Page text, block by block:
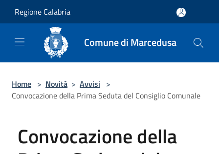
Regione Calabria
Comune di Marcedusa
Home > Novità > Avvisi >
Convocazione della Prima Seduta del Consiglio Comunale
Convocazione della